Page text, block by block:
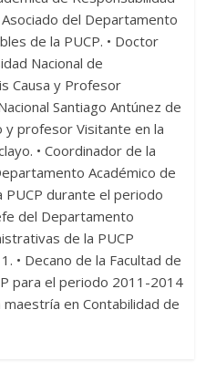
Asociado del Departamento
de la PUCP. • Doctor
Nacional de
Causa y Profesor
Santiago Antúnez de
y profesor Visitante en la
• Coordinador de la
Académico de
PUCP durante el periodo
del Departamento
de la PUCP
• Decano de la Facultad de
para el periodo 2011-2014
en Contabilidad de